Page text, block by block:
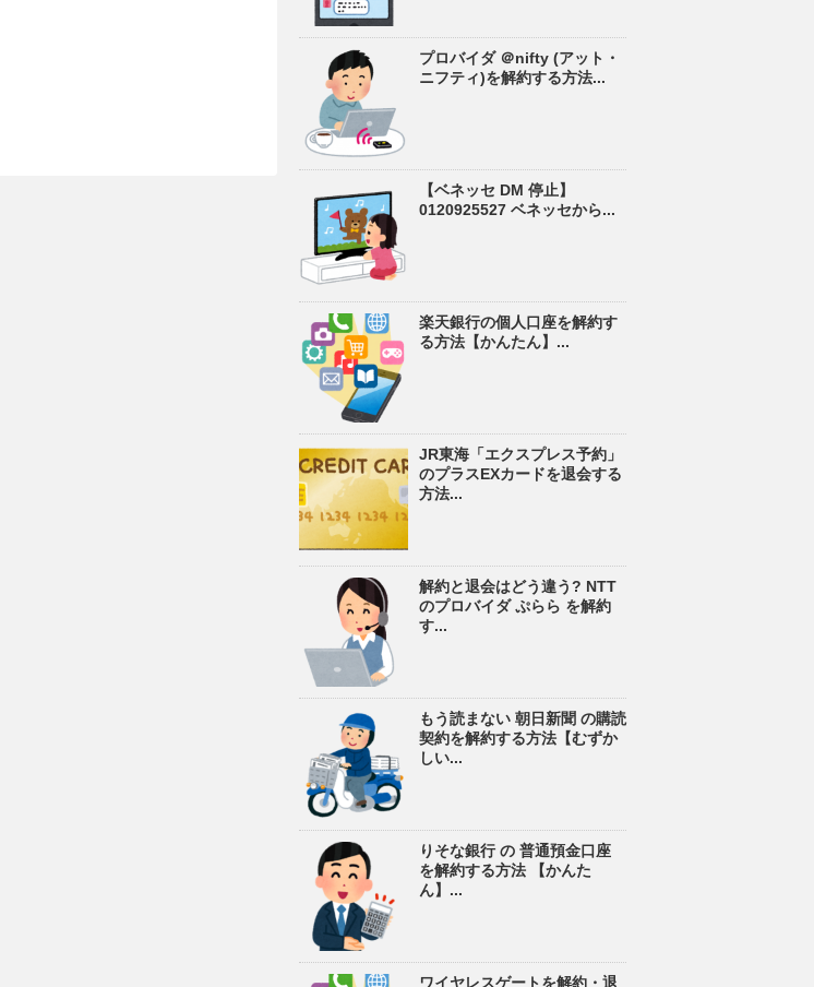
プロバイダ ＠nifty (アット・
ニフティ)を解約する方法...
【ベネッセ DM 停止】
0120925527 ベネッセから...
楽天銀行の個人口座を解約す
る方法【かんたん】...
JR東海「エクスプレス予約」
のプラスEXカードを退会する
方法...
解約と退会はどう違う? NTT
のプロバイダ ぷらら を解約
す...
もう読まない 朝日新聞 の購読
契約を解約する方法【むずか
しい...
りそな銀行 の 普通預金口座
を解約する方法 【かんた
ん】...
ワイヤレスゲートを解約・退